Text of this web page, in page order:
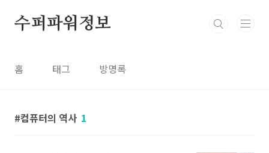
수퍼파워정보
홈 태그 방명록
컴퓨터의 역사 1